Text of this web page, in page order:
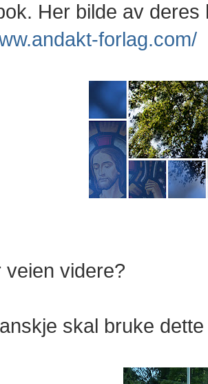
Her bilde av
forlag.com/
veien videre?
skal bruke